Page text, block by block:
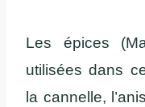
Les épices
utilisées dans
la cannelle,